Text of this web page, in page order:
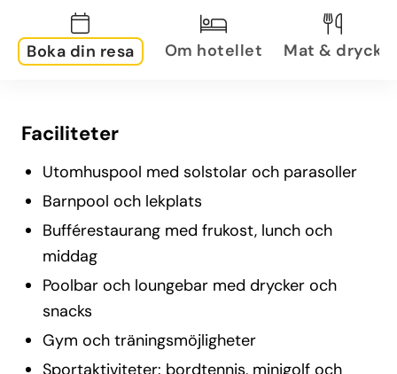
Boka din resa Om hotellet Mat & dryck
Faciliteter
Utomhuspool med solstolar och parasoller
Barnpool och lekplats
Bufférestaurang med frukost, lunch och
middag
Poolbar och loungebar med drycker och
snacks
Gym och träningsmöjligheter
Sportaktiviteter: bordtennis, minigolf och